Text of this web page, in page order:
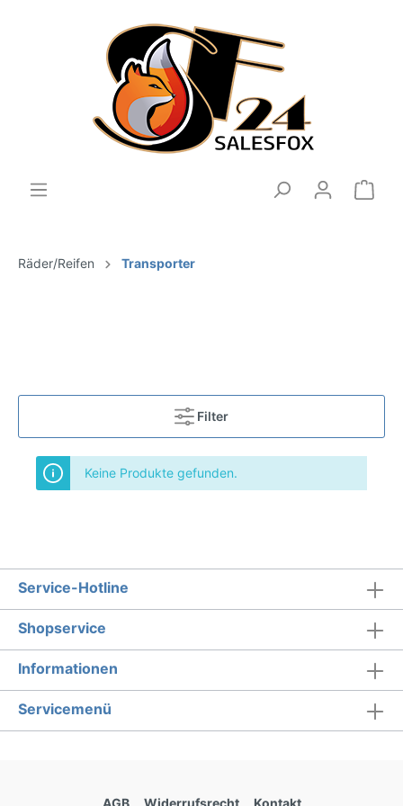
Räder/Reifen Transporter
Filter
Keine Produkte gefunden.
Service-Hotline
Shopservice
Informationen
Servicemenü
AGB Widerrufsrecht Kontakt